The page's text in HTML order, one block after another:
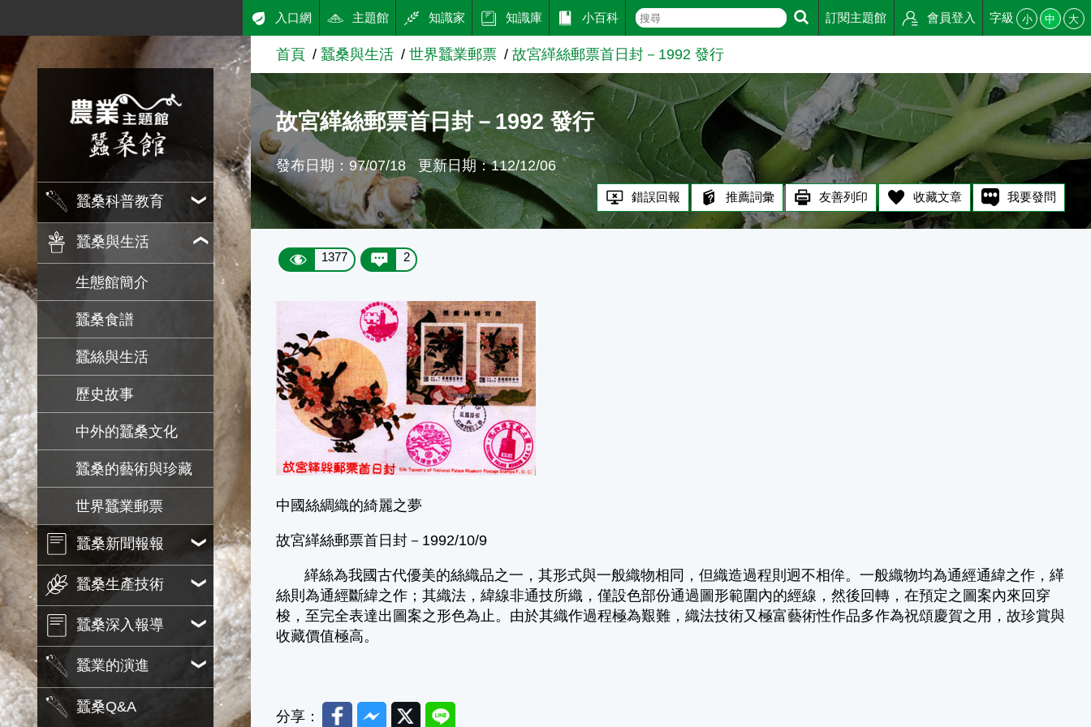
跳到主要內容
農業知識入口網
蠶桑科普教育
蠶桑與生活
生態館簡介
蠶桑食譜
蠶絲與生活
歷史故事
中外的蠶桑文化
蠶桑的藝術與珍藏
世界蠶業郵票
蠶桑新聞報報
蠶桑生產技術
蠶桑深入報導
蠶業的演進
蠶桑Q&A
入口網 主題館 知識家 知識庫 小百科 訂閱主題館 會員登入 字級 小 中 大
首頁 蠶桑與生活 世界蠶業郵票 故宮緙絲郵票首日封－1992 發行
故宮緙絲郵票首日封－1992 發行
發布日期：97/07/18 更新日期：112/12/06
錯誤回報 推薦詞彙 友善列印 收藏文章 我要發問
1377 2
中國絲綢織的綺麗之夢
故宮緙絲郵票首日封－1992/10/9
緙絲為我國古代優美的絲織品之一，其形式與一般織物相同，但織造過程則迥不相侔。一般織物均為通經通緯之作，緙
絲則為通經斷緯之作；其織法，緯線非通技所織，僅設色部份通過圖形範圍內的經線，然後回轉，在預定之圖案內來回穿
梭，至完全表達出圖案之形色為止。由於其織作過程極為艱難，織法技術又極富藝術性作品多作為祝頌慶賀之用，故珍賞與
收藏價值極高。
分享： FacebookMessenger
TwitterLine